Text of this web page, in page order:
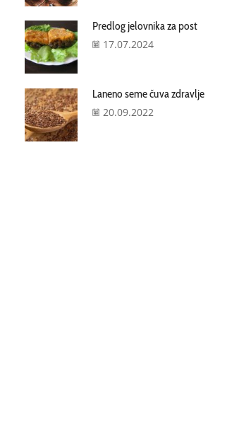
Predlog jelovnika za post
17.07.2024
Laneno seme čuva zdravlje
20.09.2022